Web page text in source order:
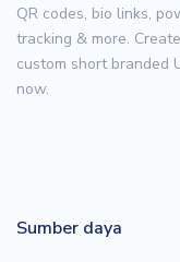
QR codes, bio links,
tracking & more. Create
custom short branded
now.
Sumber daya